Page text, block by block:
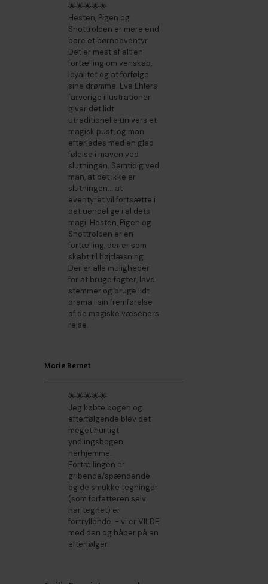
🌟🌟🌟🌟🌟
Hesten, Pigen og
Snottrolden er mere end
bare et børneeventyr.
Det er mest af alt en
fortælling om venskab,
loyalitet og at forfølge
sine drømme. Eva Ehlers
farverige illustrationer
giver det lidt
utraditionelle univers et
magisk pust, og man
efterlades med en glad
følelse i maven ved
slutningen. Samtidig ved
man, at det ikke er
slutningen... at
eventyret vil fortsætte i
det uendelige i al dets
magi. Hesten, Pigen og
Snottrolden er en
fortælling, der er som
skabt til højtlæsning.
Der er alle muligheder
for at bruge fagter, lave
stemmer og bruge lidt
drama i sin fremførelse
af de magiske væseners
rejse.
Marie Bernet
🌟🌟🌟🌟🌟
Jeg købte bogen og
efterfølgende blev det
meget hurtigt
yndlingsbogen
herhjemme.
Fortællingen er
gribende/spændende
og de smukke tegninger
(som forfatteren selv
har tegnet) er
fortryllende. - vi er VILDE
med den og håber på en
efterfølger.